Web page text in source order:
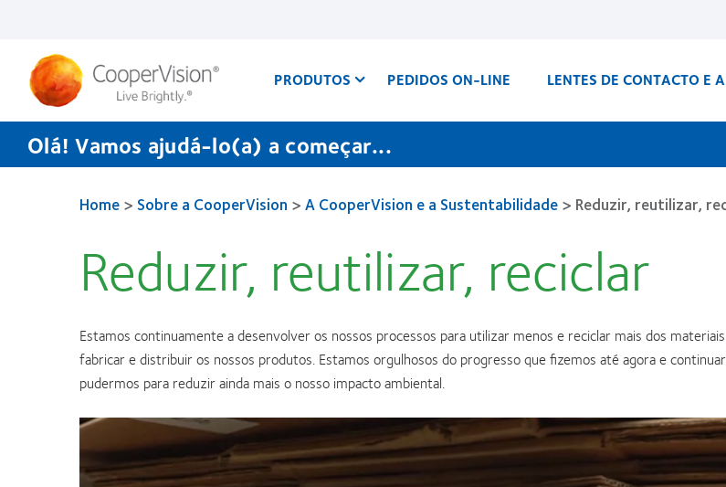
conteúdo
principal PRODUTOS PEDIDOS ON-LINE LENTES DE CONTACTO E
Olá! Vamos ajudá-lo(a) a começar...
Home>Sobre a CooperVision >A CooperVision e a Sustentabilidade> Reduzir, reutilizar,
Reduzir, reutilizar, reciclar
Estamos continuamente a desenvolver os nossos processos para utilizar menos e reciclar mais dos
fabricar e distribuir os nossos produtos. Estamos orgulhosos do progresso que fizemos até agora e
pudermos para reduzir ainda mais o nosso impacto ambiental.